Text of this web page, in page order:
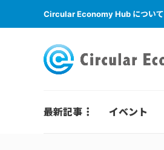
Circular Economy Hub について
最新記事 イベント